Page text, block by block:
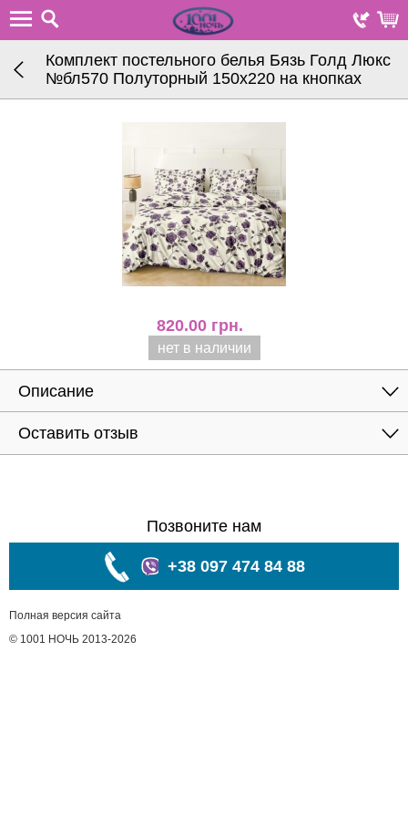
Комплект постельного белья Бязь Голд Люкс
№бл570 Полуторный 150х220 на кнопках
820.00 грн.
нет в наличии
Описание
Оставить отзыв
Позвоните нам
+38 097 474 84 88
Полная версия сайта
© 1001 НОЧЬ 2013-2026